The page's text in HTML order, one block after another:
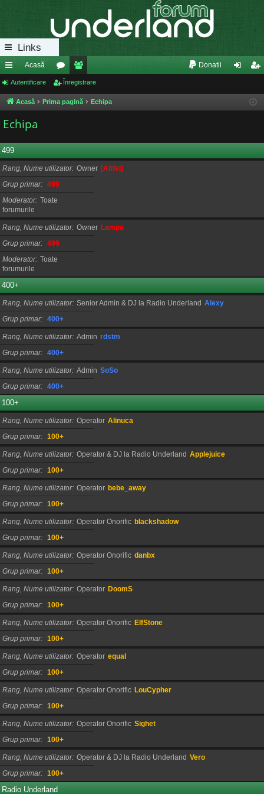
Links
eg
ăt
uri
pi
de
Acasă
or
u
e
m
Donatii
eg
Autentificare Înregistrare
Acasă Prima pagină Echipa
Echipa
499
Rang, Nume utilizator Owner [Altfel]
Grup primar
499
Moderator Toate
forumurile
Rang, Nume utilizator Owner Lampa
Grup primar
499
Moderator Toate
forumurile
400+
Rang, Nume utilizator Senior Admin & DJ la Radio Underland Alexy
Grup primar
400+
Rang, Nume utilizator Admin rdstm
Grup primar
400+
Rang, Nume utilizator Admin SoSo
Grup primar
400+
100+
Rang, Nume utilizator Operator Alinuca
Grup primar
100+
Rang, Nume utilizator Operator & DJ la Radio Underland Applejuice
Grup primar
100+
Rang, Nume utilizator Operator bebe_away
Grup primar
100+
Rang, Nume utilizator Operator Onorific blackshadow
Grup primar
100+
Rang, Nume utilizator Operator Onorific danbx
Grup primar
100+
Rang, Nume utilizator Operator DoomS
Grup primar
100+
Rang, Nume utilizator Operator Onorific ElfStone
Grup primar
100+
Rang, Nume utilizator Operator equal
Grup primar
100+
Rang, Nume utilizator Operator Onorific LouCypher
Grup primar
100+
Rang, Nume utilizator Operator Onorific Sighet
Grup primar
100+
Rang, Nume utilizator Operator & DJ la Radio Underland Vero
Grup primar
100+
Radio Underland